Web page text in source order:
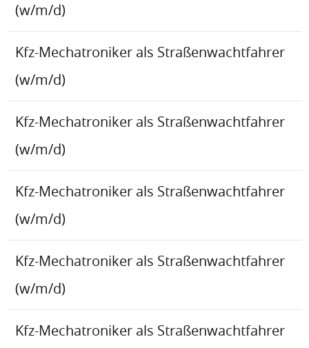
(w/m/d)
Kfz-Mechatroniker als Straßenwachtfahrer
(w/m/d)
Kfz-Mechatroniker als Straßenwachtfahrer
(w/m/d)
Kfz-Mechatroniker als Straßenwachtfahrer
(w/m/d)
Kfz-Mechatroniker als Straßenwachtfahrer
(w/m/d)
Kfz-Mechatroniker als Straßenwachtfahrer